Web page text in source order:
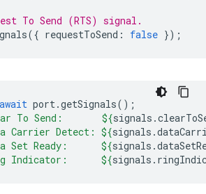
To Send (RTS) signal.
({ requestToSend : false });
await port.getSignals();
To Send: ${signals .
Carrier Detect: ${signals .
Set Ready: ${signals .
Indicator: ${signals .